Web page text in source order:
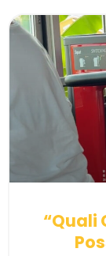
“Quali